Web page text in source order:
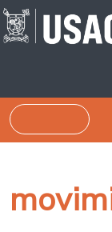
Passar para o
Pesquisar